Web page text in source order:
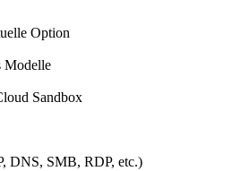
Option
Modelle
Sandbox
DNS, SMB, RDP, etc.)